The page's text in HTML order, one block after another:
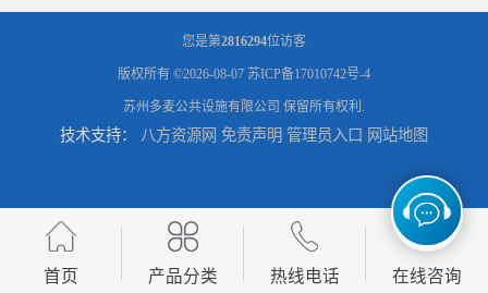
南通塑料垃圾桶生产厂家 南通塑料分类垃圾桶定做 南通小区垃圾桶批发价格 连云港分类垃圾桶生产厂 连云港塑料垃圾桶 制品厂 连云港景区垃圾桶定做
您是第2816294位访客
版权所有 ©2026-08-07 苏ICP备17010742号-4
苏州多麦公共设施有限公司 保留所有权利.
技术支持： 八方资源网 免责声明 管理员入口 网站地图
首页 产品分类 热线电话 在线咨询